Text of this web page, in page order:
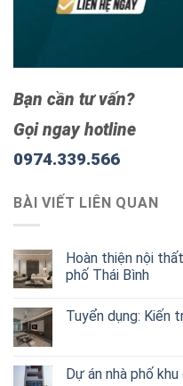
Bạn cần tư vấn?
Gọi ngay hotline
0974.339.566
BÀI VIẾT LIÊN QUAN
Hoàn thiện nội
phố Thái Bình
Tuyển dụng: Kiến
Dự án nhà phố